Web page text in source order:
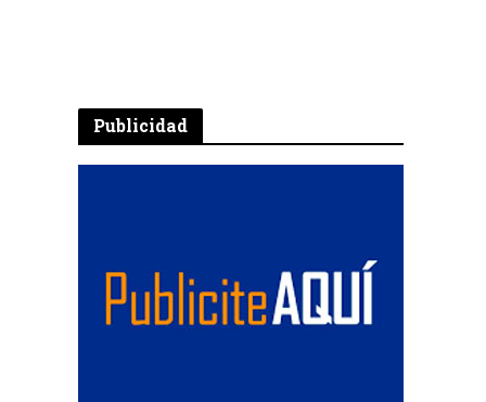
Publicidad